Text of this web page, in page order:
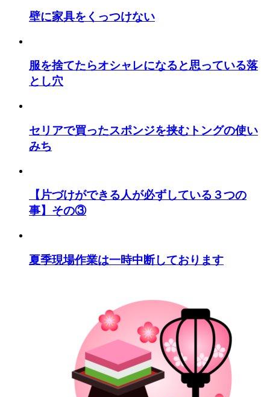
壁に家具をくっつけない
服を捨てたらオシャレになると思っている落
とし穴
セリアで買ったスポンジを挟むトングの使い
みち
【片づけができる人が必ずしている３つの
事】その③
夏季現場作業は一時中断しております